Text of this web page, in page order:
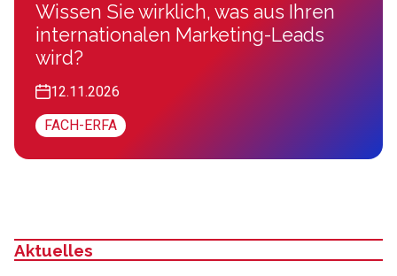
Wissen Sie wirklich, was aus Ihren
internationalen Marketing-Leads
wird?
12.11.2026
FACH-ERFA
Aktuelles